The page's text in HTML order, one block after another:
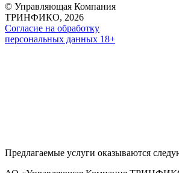
© Управляющая Компания
ТРИНФИКО, 2026
Согласие на обработку
персональных данных 18+
Предлагаемые услуги оказываются